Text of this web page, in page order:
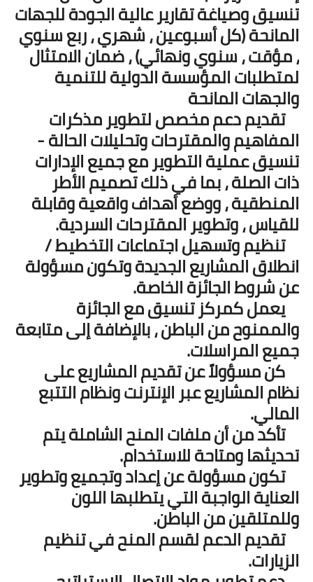
تنسيق وصياغة تقارير عالية الجودة للجهات
المانحة (كل أسبوعين ، شهري ، ربع سنوي
، مؤقت ، سنوي ونهائي) ، ضمان الامتثال
لمتطلبات المؤسسة الدولية للتنمية
والجهات المانحة
تقديم دعم مخصص لتطوير مذكرات
المفاهيم والمقترحات وتحليلات الحالة -
تنسيق عملية التطوير مع جميع الإدارات
ذات الصلة ، بما في ذلك تصميم الأطر
المنطقية ، ووضع أهداف واقعية وقابلة
للقياس ، وتطوير المقترحات السردية.
تنظيم وتسهيل اجتماعات التخطيط /
انطلاق المشاريع الجديدة وتكون مسؤولة
عن شروط الجائزة الخاصة.
يعمل كمركز تنسيق مع الجائزة
والممنوح من الباطن ، بالإضافة إلى متابعة
جميع المراسلات.
كن مسؤولاً عن تقديم المشاريع على
نظام المشاريع عبر الإنترنت ونظام التتبع
المالي.
تأكد من أن ملفات المنح الشاملة يتم
تحديثها ومتاحة للاستخدام.
تكون مسؤولة عن إعداد وتجميع وتطوير
العناية الواجبة التي يتطلبها اللون
وللمتلقين من الباطن.
تقديم الدعم لقسم المنح في تنظيم
الزيارات.